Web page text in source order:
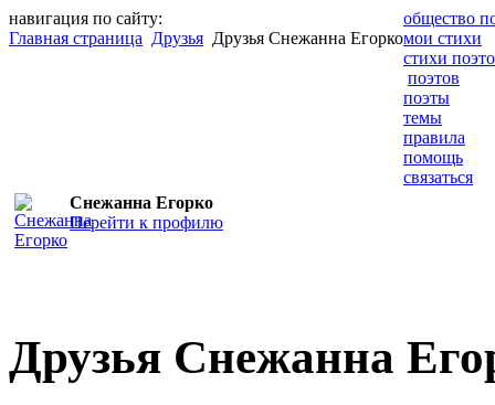
навигация по сайту:
Главная страница Друзья Друзья Снежанна Егорко
общество
мои стихи
стихи
поэтов
поэты
темы
правила
помощь
связаться
Снежанна Егорко
Перейти к профилю
Друзья Снежанна